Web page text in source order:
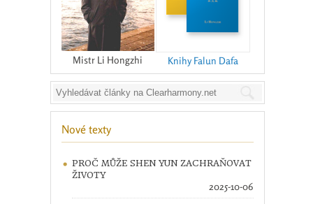
Mistr Li Hongzhi Knihy Falun Dafa
Nové texty
PROČ MŮŽE SHEN YUN ZACHRAŇOVAT
ŽIVOTY
2025-10-06